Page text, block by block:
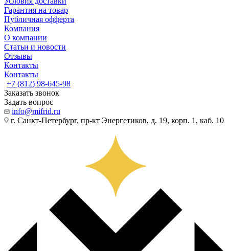
Гарантия на товар
Публичная офферта
Компания
О компании
Статьи и новости
Отзывы
Контакты
Контакты
+7 (812) 98-645-98
Заказать звонок
Задать вопрос
info@mifrid.ru
г. Санкт-Петербург, пр-кт Энергетиков, д. 19, корп. 1, каб. 10